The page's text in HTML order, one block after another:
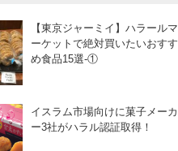
【東京ジャーミイ】ハラールマ
ーケットで絶対買いたいおすす
め食品15選-①
イスラム市場向けに菓子メーカ
ー3社がハラル認証取得！